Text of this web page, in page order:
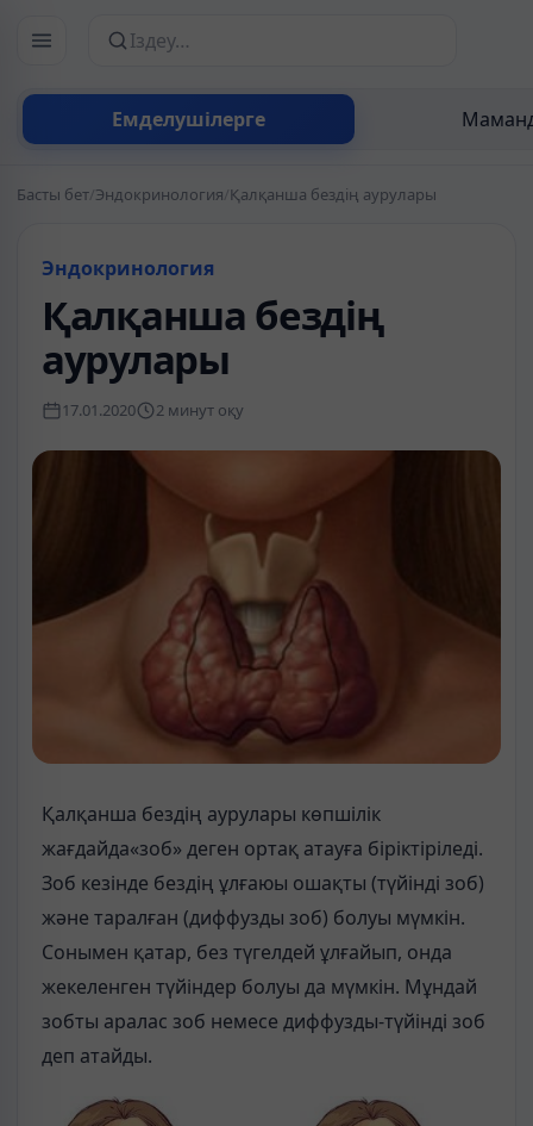
Емделушілерге
Сайттан іздеу
Басты бет/Эндокринология/Қалқанша бездің аурулары
Эндокринология
Қалқанша бездің
аурулары
17.01.2020 2 минут оқу
Қалқанша бездің аурулары көпшілік
жағдайда«зоб» деген ортақ атауға біріктіріледі.
Зоб кезінде бездің ұлғаюы ошақты (түйінді зоб)
және таралған (диффузды зоб) болуы мүмкін.
Сонымен қатар, без түгелдей ұлғайып, онда
жекеленген түйіндер болуы да мүмкін. Мұндай
зобты аралас зоб немесе диффузды-түйінді зоб
деп атайды.